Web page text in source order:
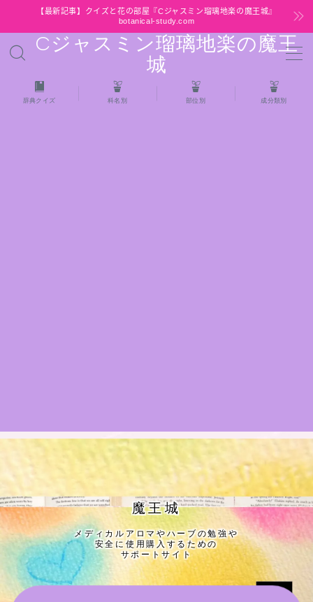
【最新記事】クイズと花の部屋『Cジャスミン瑠璃地楽の魔王城』
botanical-study.com
Cジャスミン瑠璃地楽の魔王
城
MENU
HOME
公式ウェブサイト『Botanical Study』
Cジャスミン瑠璃地楽の主な活動先リンク集
プロフィール
アロマハーブアンケート
辞典クイズ 科名別 部位別 成分類別
魔王城
メディカルアロマやハーブの勉強や
安全に使用購入するための
サポートサイト